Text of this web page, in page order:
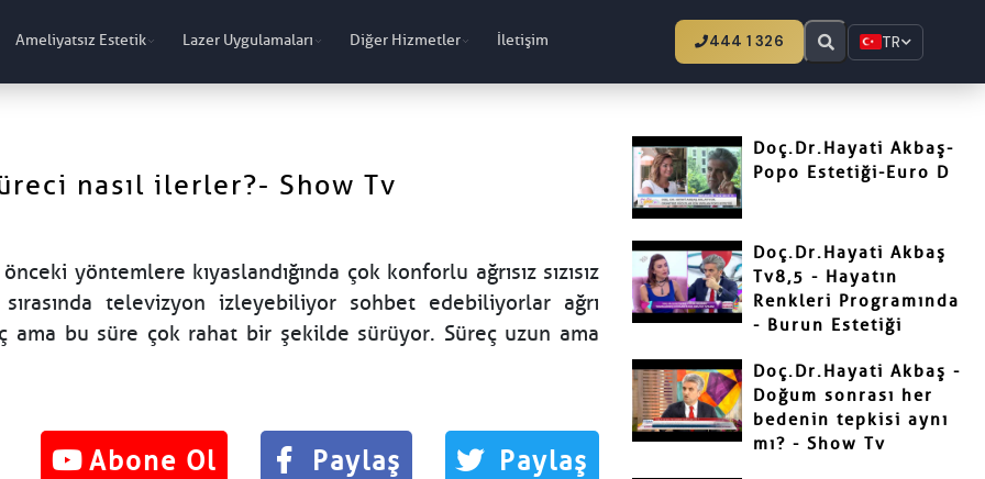
Ameliyatsız Estetik Lazer Uygulamaları Diğer Hizmetler İletişim 444 1 326 TR
nasıl ilerler?- Show Tv
yöntemlere kıyaslandığında çok konforlu ağrısız sızısız
televizyon izleyebiliyor sohbet edebiliyorlar ağrı
ama bu süre çok rahat bir şekilde sürüyor. Süreç uzun ama
Abone Ol Paylaş Paylaş
Doç.Dr.Hayati Akbaş-
Popo Estetiği-Euro D
Doç.Dr.Hayati Akbaş
Tv8,5 - Hayatın
Renkleri Programında
- Burun Estetiği
Doç.Dr.Hayati Akbaş -
Doğum sonrası her
bedenin tepkisi aynı
mı? - Show Tv